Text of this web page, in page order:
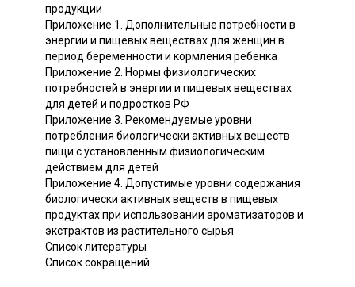
продукции
Приложение 1. Дополнительные потребности в
энергии и пищевых веществах для женщин в
период беременности и кормления ребенка
Приложение 2. Нормы физиологических
потребностей в энергии и пищевых веществах
для детей и подростков РФ
Приложение 3. Рекомендуемые уровни
потребления биологически активных веществ
пищи с установленным физиологическим
действием для детей
Приложение 4. Допустимые уровни содержания
биологически активных веществ в пищевых
продуктах при использовании ароматизаторов и
экстрактов из растительного сырья
Список литературы
Список сокращений